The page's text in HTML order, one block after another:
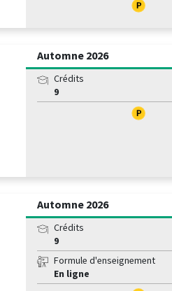
Automne 2026
Crédits
9
Automne 2026
Crédits
9
Formule d'enseignement
En ligne